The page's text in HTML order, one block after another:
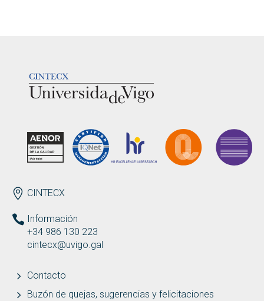
Igualdad
GL EN Search
por:
BUSCAR
ENDEREZO ES
CINTECX
Información
+34 986 130 223
cintecx@uvigo.gal
Contacto
Buzón de quejas, sugerencias y felicitaciones